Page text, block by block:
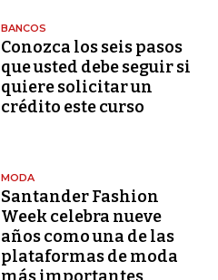
BANCOS
Conozca los seis pasos
que usted debe seguir si
quiere solicitar un
crédito este curso
MODA
Santander Fashion
Week celebra nueve
años como una de las
plataformas de moda